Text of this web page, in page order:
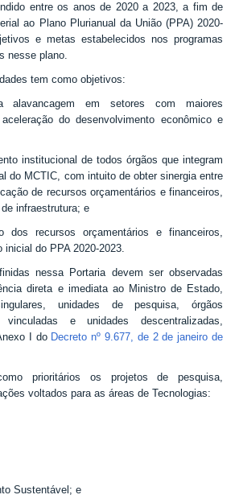
entre os anos de 2020 a 2023, a fim de
ao Plano Plurianual da União (PPA) 2020-
e metas estabelecidos nos programas
nesse plano.
tem como objetivos:
em setores com maiores
do desenvolvimento econômico e
institucional de todos órgãos que integram
do MCTIC, com intuito de obter sinergia entre
de recursos orçamentários e financeiros,
infraestrutura; e
dos recursos orçamentários e financeiros,
inicial do PPA 2020-2023.
nessa Portaria devem ser observadas
direta e imediata ao Ministro de Estado,
unidades de pesquisa, órgãos
vinculadas e unidades descentralizadas,
I do Decreto nº 9.677, de 2 de janeiro de
prioritários os projetos de pesquisa,
voltados para as áreas de Tecnologias:
Sustentável; e